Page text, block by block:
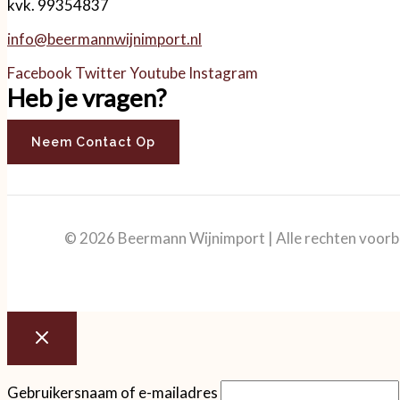
kvk. 99354837
info@beermannwijnimport.nl
Facebook TwitterYoutube Instagram
Heb je vragen?
Neem Contact Op
© 2026 Beermann Wijnimport | Alle rechten
Gebruikersnaam of e-mailadres